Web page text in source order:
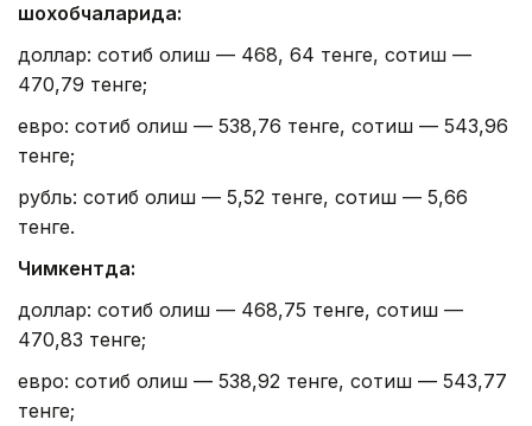
шохобчаларида:
доллар: сотиб олиш — 468, 64 тенге, сотиш —
470,79 тенге;
евро: сотиб олиш — 538,76 тенге, сотиш — 543,96
тенге;
рубль: сотиб олиш — 5,52 тенге, сотиш — 5,66
тенге.
Чимкентда:
доллар: сотиб олиш — 468,75 тенге, сотиш —
470,83 тенге;
евро: сотиб олиш — 538,92 тенге, сотиш — 543,77
тенге;